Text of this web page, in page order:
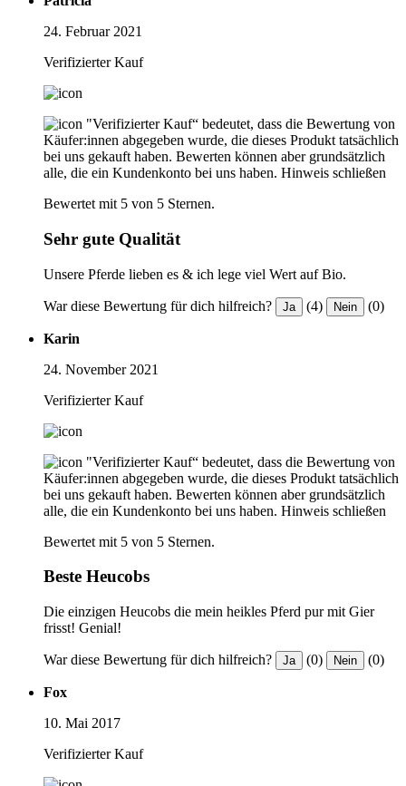
24. Februar 2021
Verifizierter Kauf
"Verifizierter Kauf“ bedeutet, dass die Bewertung von
Käufer:innen abgegeben wurde, die dieses Produkt tatsächlich
bei uns gekauft haben. Bewerten können aber grundsätzlich
alle, die ein Kundenkonto bei uns haben. Hinweis schließen
Bewertet mit 5 von 5 Sternen.
Sehr gute Qualität
Unsere Pferde lieben es & ich lege viel Wert auf Bio.
War diese Bewertung für dich hilfreich? Ja (4) Nein (0)
Karin
24. November 2021
Verifizierter Kauf
"Verifizierter Kauf“ bedeutet, dass die Bewertung von
Käufer:innen abgegeben wurde, die dieses Produkt tatsächlich
bei uns gekauft haben. Bewerten können aber grundsätzlich
alle, die ein Kundenkonto bei uns haben. Hinweis schließen
Bewertet mit 5 von 5 Sternen.
Beste Heucobs
Die einzigen Heucobs die mein heikles Pferd pur mit Gier
frisst! Genial!
War diese Bewertung für dich hilfreich? Ja (0) Nein (0)
Fox
10. Mai 2017
Verifizierter Kauf